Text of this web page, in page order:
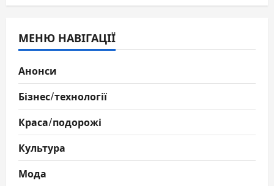
МЕНЮ НАВІГАЦІЇ
Анонси
Бізнес/технології
Краса/подорожі
Культура
Мода